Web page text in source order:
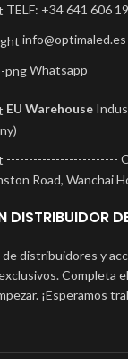
TELF: +34 641 606
info@optimaled.es
Whatsapp
EU Warehouse
-------------------------
Road, Wanchai
DISTRIBUIDOR
distribuidores y
Completa
¡Esperamos